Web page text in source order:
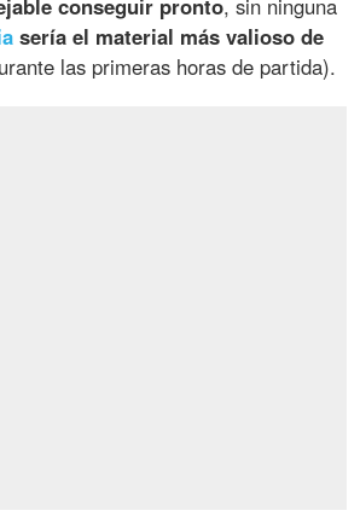
conseguir pronto, sin ninguna
sería el material más valioso de
las primeras horas de partida).